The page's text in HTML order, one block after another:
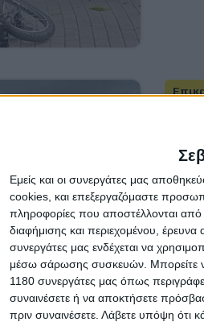
Εμείς και οι συνεργάτες μας
cookies, και επεξεργαζόμαστε
πληροφορίες που αποστέλλονται από
διαφήμισης και περιεχομένου,
συνεργάτες μας ενδέχεται να
μέσω σάρωσης συσκευών. Μπορείτε να
1180 συνεργάτες μας όπως
συναινέσετε ή να αποκτήσετε
πριν συναινέσετε. Λάβετε υπόψη ότι